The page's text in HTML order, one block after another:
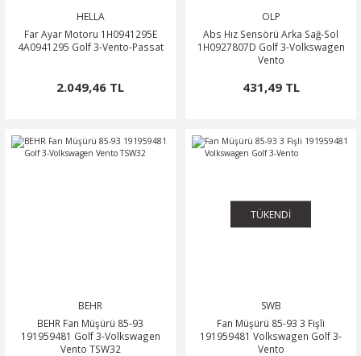
HELLA
Far Ayar Motoru 1H0941295E
4A0941295 Golf 3-Vento-Passat
2.049,46 TL
OLP
Abs Hız Sensörü Arka Sağ-Sol
1H0927807D Golf 3-Volkswagen
Vento
431,49 TL
BEHR
BEHR Fan Müşürü 85-93
191959481 Golf 3-Volkswagen
Vento TSW32
TÜKENDİ
SWB
Fan Müşürü 85-93 3 Fişli
191959481 Volkswagen Golf 3-
Vento